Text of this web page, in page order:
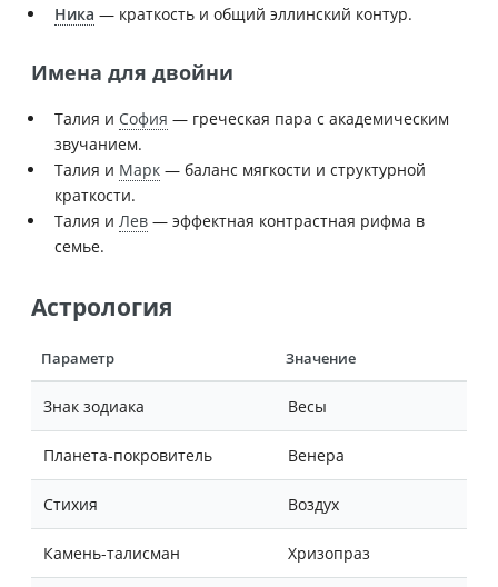
Ника — краткость и общий эллинский контур.
Имена для двойни
Талия и София — греческая пара с академическим
звучанием.
Талия и Марк — баланс мягкости и структурной
краткости.
Талия и Лев — эффектная контрастная рифма в
семье.
Астрология
Параметр Значение
Знак зодиака Весы
Планета-покровитель Венера
Стихия Воздух
Камень-талисман Хризопраз